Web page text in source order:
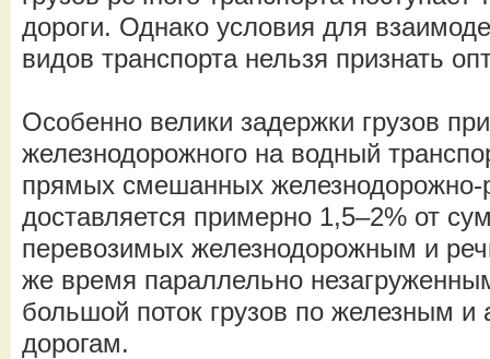
дороги. Однако условия для
видов транспорта нельзя признать
Особенно велики задержки грузов
железнодорожного на водный
прямых смешанных
доставляется примерно 1,5–2% от
перевозимых железнодорожным и
же время параллельно
большой поток грузов по железным
дорогам.